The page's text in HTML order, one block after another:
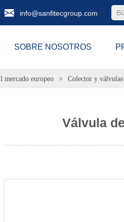
info@sanfitecgroup.com
SOBRE NOSOTROS
mercado europeo > Colector y válvulas
Válvula